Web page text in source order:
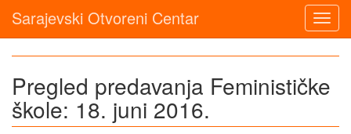
Sarajevski Otvoreni Centar
Pregled predavanja Feminističke
škole: 18. juni 2016.